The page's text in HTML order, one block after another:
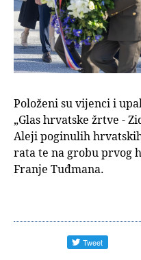
Položeni su vijenci i
„Glas hrvatske žrtve -
Aleji poginulih
rata te na grobu prvog
Franje Tuđmana.